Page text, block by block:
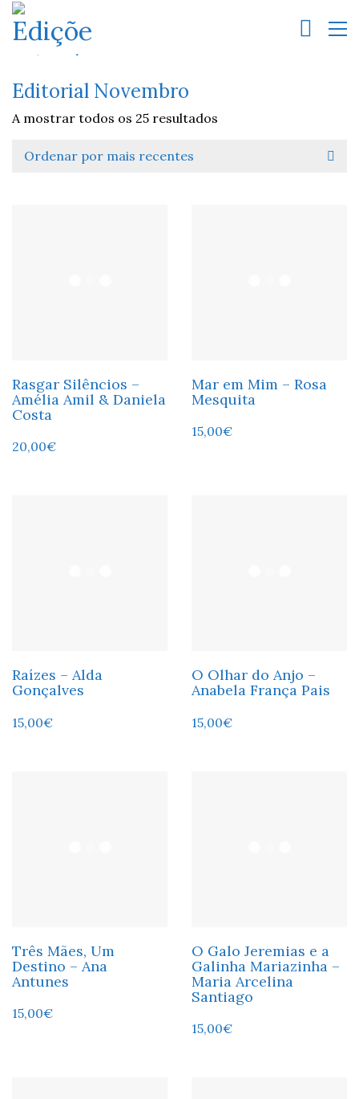
Editorial Novembro
A mostrar todos os 25 resultados
Ordenar por mais recentes
Rasgar Silêncios –
Amélia Amil & Daniela
Costa
20,00€
Mar em Mim – Rosa
Mesquita
15,00€
Raízes – Alda
Gonçalves
15,00€
O Olhar do Anjo –
Anabela França Pais
15,00€
Três Mães, Um
Destino – Ana
Antunes
15,00€
O Galo Jeremias e a
Galinha Mariazinha –
Maria Arcelina
Santiago
15,00€